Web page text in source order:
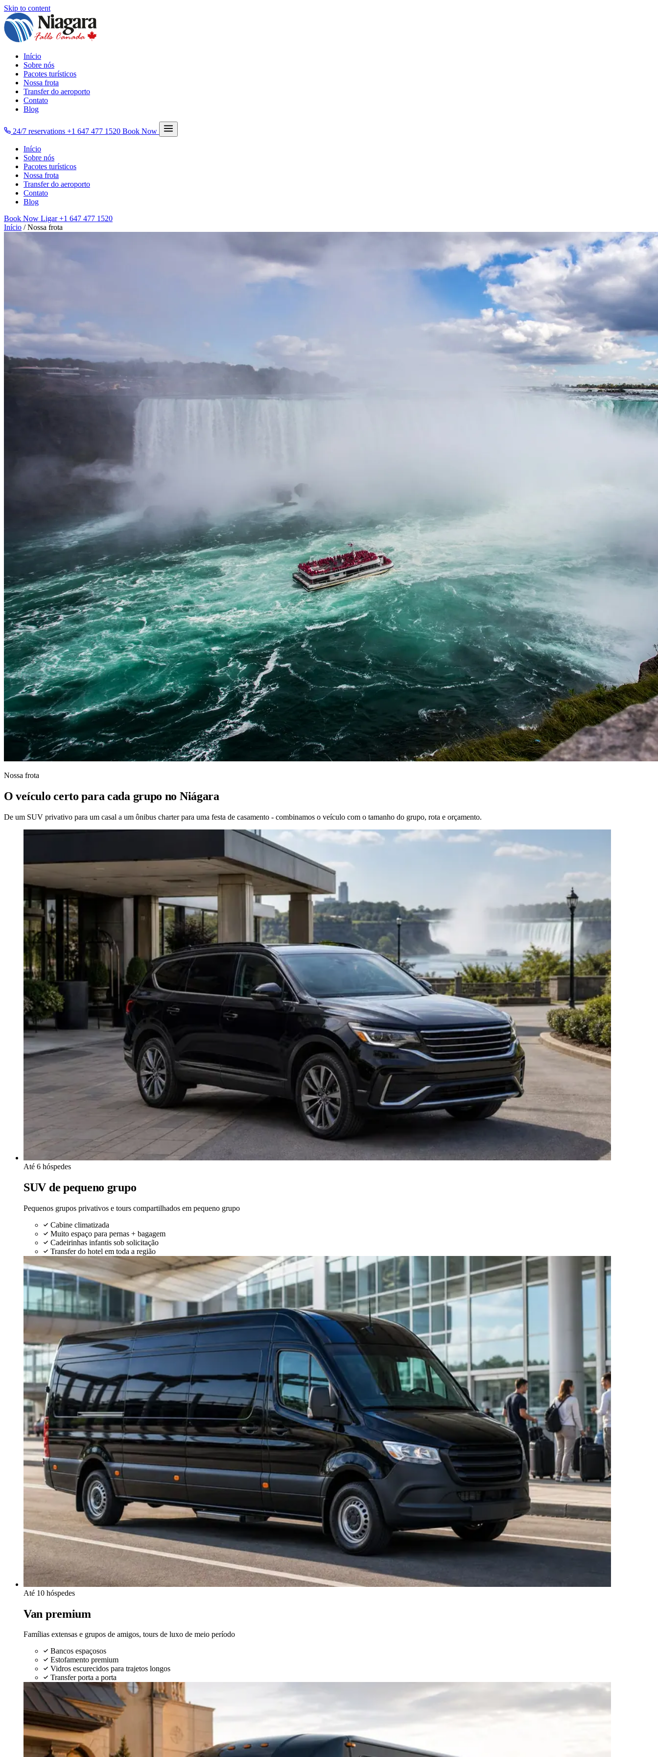
Skip to content
Início
Sobre nós
Pacotes turísticos
Nossa frota
Transfer do aeroporto
Contato
Blog
24/7 reservations +1 647 477 1520 Book Now
Início
Sobre nós
Pacotes turísticos
Nossa frota
Transfer do aeroporto
Contato
Blog
Book Now Ligar+1 647 477 1520
Início / Nossa frota
Nossa frota
O veículo certo para cada grupo no Niágara
De um SUV privativo para um casal a um ônibus charter para uma festa de casamento - combinamos o veículo com o tamanho do grupo, rota e orçamento.
Até 6 hóspedes
SUV de pequeno grupo
Pequenos grupos privativos e tours compartilhados em pequeno grupo
Cabine climatizada
Muito espaço para pernas + bagagem
Cadeirinhas infantis sob solicitação
Transfer do hotel em toda a região
Até 10 hóspedes
Van premium
Famílias extensas e grupos de amigos, tours de luxo de meio período
Bancos espaçosos
Estofamento premium
Vidros escurecidos para trajetos longos
Transfer porta a porta